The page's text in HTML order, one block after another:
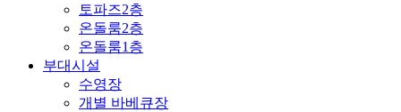
토파즈2층
온돌룸2층
온돌룸1층
부대시설
수영장
개별 바베큐장